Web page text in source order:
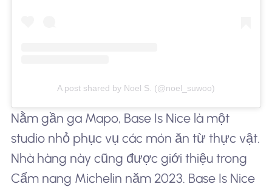
A post shared by Noel S. (@noel_suwoo)
Nằm gần ga Mapo, Base Is Nice là một
studio nhỏ phục vụ các món ăn từ thực vật.
Nhà hàng này cũng được giới thiệu trong
Cẩm nang Michelin năm 2023. Base Is Nice